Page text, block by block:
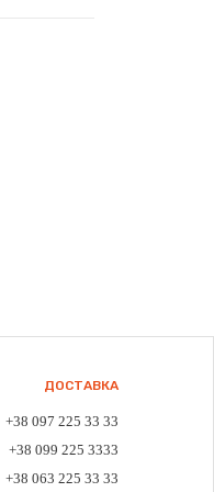
ДОСТАВКА
+38 097 225 33 33
+38 099 225 3333
+38 063 225 33 33